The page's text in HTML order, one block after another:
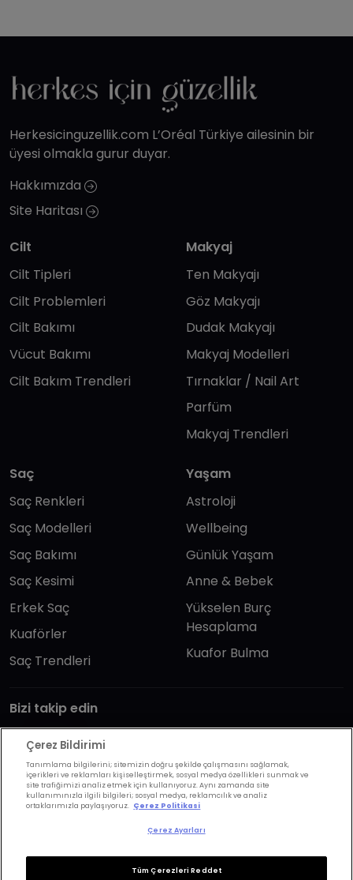
Herkesicinguzellik.com L’Oréal Türkiye ailesinin bir
üyesi olmakla gurur duyar.
Hakkımızda
Site Haritası
Cilt
Cilt Tipleri
Cilt Problemleri
Cilt Bakımı
Vücut Bakımı
Cilt Bakım Trendleri
Makyaj
Ten Makyajı
Göz Makyajı
Dudak Makyajı
Makyaj Modelleri
Tırnaklar / Nail Art
Parfüm
Makyaj Trendleri
Saç
Saç Renkleri
Saç Modelleri
Saç Bakımı
Saç Kesimi
Erkek Saç
Kuaförler
Saç Trendleri
Yaşam
Astroloji
Wellbeing
Günlük Yaşam
Anne & Bebek
Yükselen Burç
Hesaplama
Kuafor Bulma
Bizi takip edin
KVKK Politikası
Aydınlatma Metni
KVKK Başvuru Formu
Kullanım Şart ve Koşulları
Çerez Bildirimi
Tanımlama bilgilerini; sitemizin doğru şekilde çalışmasını sağlamak,
içerikleri ve reklamları kişiselleştirmek, sosyal medya özellikleri sunmak ve
site trafiğimizi analiz etmek için kullanıyoruz. Aynı zamanda site
kullanımınızla ilgili bilgileri; sosyal medya, reklamcılık ve analiz
ortaklarımızla paylaşıyoruz. Çerez Politikasi
Çerez Ayarları
Tüm Çerezleri Reddet